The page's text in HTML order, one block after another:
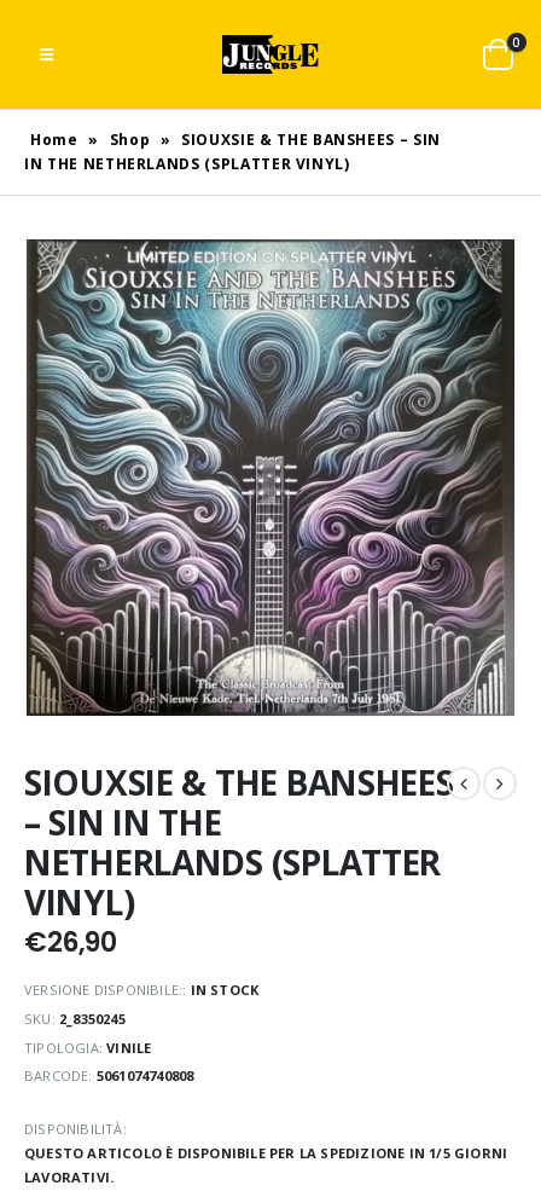
0
Home » Shop »
SIOUXSIE & THE BANSHEES – SIN
IN THE NETHERLANDS (SPLATTER VINYL)
SIOUXSIE & THE BANSHEES
– SIN IN THE
NETHERLANDS (SPLATTER
VINYL)
€26,90
VERSIONE DISPONIBILE:: IN STOCK
SKU: 2_8350245
TIPOLOGIA:VINILE
BARCODE: 5061074740808
DISPONIBILITÀ:
QUESTO ARTICOLO È DISPONIBILE PER LA SPEDIZIONE IN 1/5 GIORNI
LAVORATIVI.